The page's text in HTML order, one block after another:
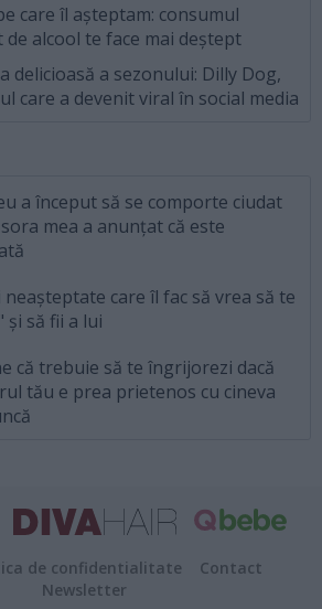
care îl așteptam: consumul
de alcool te face mai deștept
delicioasă a sezonului: Dilly Dog,
care a devenit viral în social media
a început să se comporte ciudat
mea a anunțat că este
neașteptate care îl fac să vrea să te
și să fii a lui
că trebuie să te îngrijorezi dacă
tău e prea prietenos cu cineva
de confidentialitate
Contact
Newsletter